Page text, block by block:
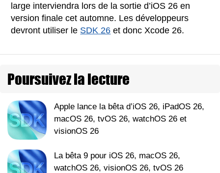
large interviendra lors de la sortie d’iOS 26 en
version finale cet automne. Les développeurs
devront utiliser le SDK 26 et donc Xcode 26.
Poursuivez la lecture
Apple lance la bêta d’iOS 26, iPadOS 26,
macOS 26, tvOS 26, watchOS 26 et
visionOS 26
La bêta 9 pour iOS 26, macOS 26,
watchOS 26, visionOS 26, tvOS 26